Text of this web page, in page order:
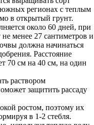
южных регионах с теплым
в открытый грунт.
около 60 дней, при
менее 27 сантиметров и
должна начинаться
Расстояние
70 см на 40 см, на один
раствором
защитить рассаду
ростом, поэтому их
в 1-2 стебля.